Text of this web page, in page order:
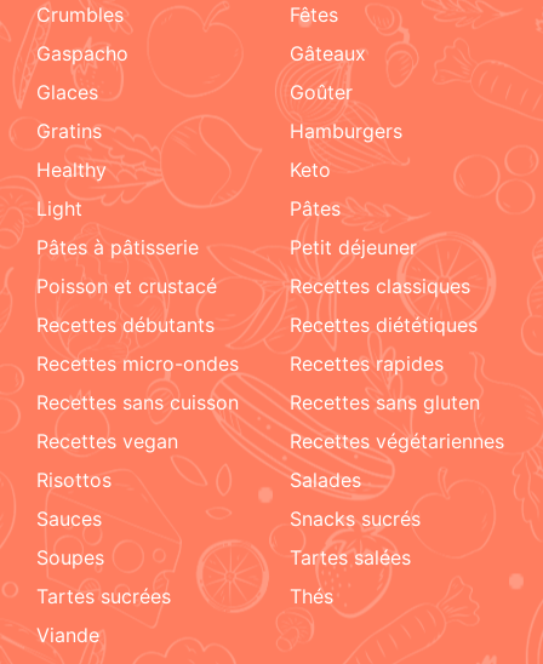
crumbles
fêtes
Gaspacho
gâteaux
glaces
goûter
gratins
hamburgers
healthy
keto
light
pâtes
pâtes à pâtisserie
petit déjeuner
poisson et crustacé
recettes classiques
recettes débutants
recettes diététiques
recettes micro-ondes
recettes rapides
recettes sans cuisson
recettes sans gluten
recettes vegan
recettes végétariennes
risottos
salades
sauces
snacks sucrés
soupes
tartes salées
tartes sucrées
Thés
viande